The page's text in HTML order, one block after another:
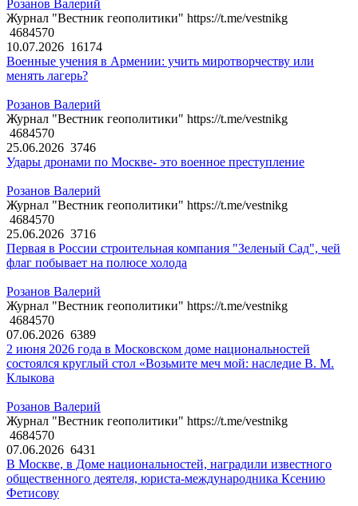
Розанов Валерий
Журнал "Вестник геополитики" https://t.me/vestnikg
4684570
10.07.2026 16174
Военные учения в Армении: учить миротворчеству или
менять лагерь?
Розанов Валерий
Журнал "Вестник геополитики" https://t.me/vestnikg
4684570
25.06.2026 3746
Удары дронами по Москве- это военное преступление
Розанов Валерий
Журнал "Вестник геополитики" https://t.me/vestnikg
4684570
25.06.2026 3716
Первая в России строительная компания "Зеленый Сад", чей
флаг побывает на полюсе холода
Розанов Валерий
Журнал "Вестник геополитики" https://t.me/vestnikg
4684570
07.06.2026 6389
2 июня 2026 года в Московском доме национальностей
состоялся круглый стол «Возьмите меч мой: наследие В. М.
Клыкова
Розанов Валерий
Журнал "Вестник геополитики" https://t.me/vestnikg
4684570
07.06.2026 6431
В Москве, в Доме национальностей, наградили известного
общественного деятеля, юриста-международника Ксению
Фетисову